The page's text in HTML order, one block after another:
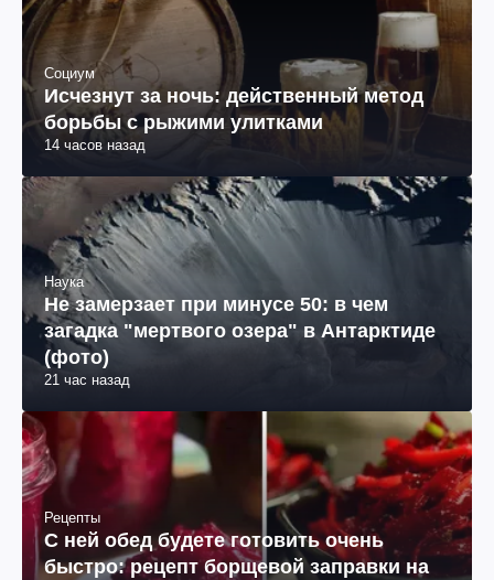
Социум
Исчезнут за ночь: действенный метод
борьбы с рыжими улитками
14 часов назад
Наука
Не замерзает при минусе 50: в чем
загадка "мертвого озера" в Антарктиде
(фото)
21 час назад
Рецепты
С ней обед будете готовить очень
быстро: рецепт борщевой заправки на